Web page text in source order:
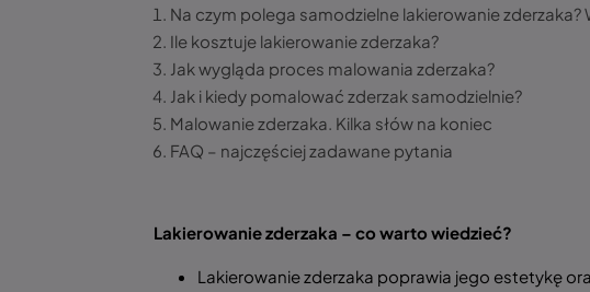
Na czym polega samodzielne lakierowanie zderzaka?
Ile kosztuje lakierowanie zderzaka?
Jak wygląda proces malowania zderzaka?
Jak i kiedy pomalować zderzak samodzielnie?
Malowanie zderzaka. Kilka słów na koniec
FAQ – najczęściej zadawane pytania
Lakierowanie zderzaka – co warto wiedzieć?
Lakierowanie zderzaka poprawia jego estetykę